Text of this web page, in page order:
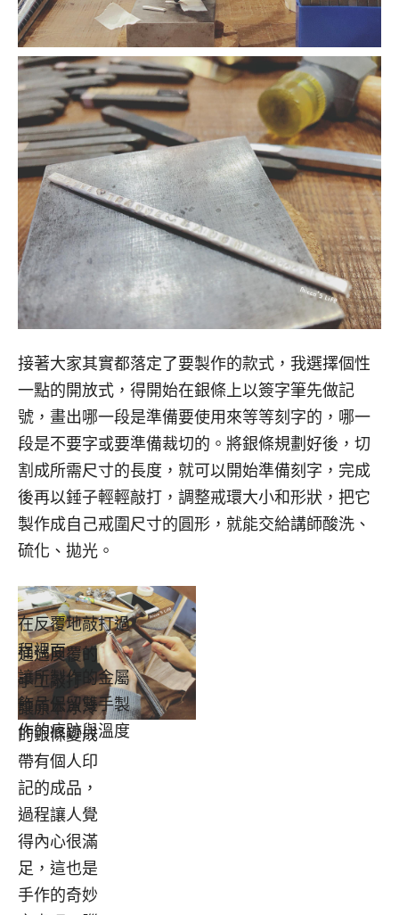
接著大家其實都落定了要製作的款式，我選擇個性
一點的開放式，得開始在銀條上以簽字筆先做記
號，畫出哪一段是準備要使用來等等刻字的，哪一
段是不要字或要準備裁切的。將銀條規劃好後，切
割成所需尺寸的長度，就可以開始準備刻字，完成
後再以錘子輕輕敲打，調整戒環大小和形狀，把它
製作成自己戒圍尺寸的圓形，就能交給講師酸洗、
硫化、拋光。
在反覆地敲打過
程裡面
讓所製作的金屬
飾品保留雙手製
作的痕跡與溫度
通過反覆的
手工敲打，
讓原本冰冷
的銀條變成
帶有個人印
記的成品，
過程讓人覺
得內心很滿
足，這也是
手作的奇妙